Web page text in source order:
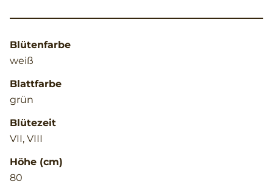
Blütenfarbe
weiß
Blattfarbe
grün
Blütezeit
VII, VIII
Höhe (cm)
80